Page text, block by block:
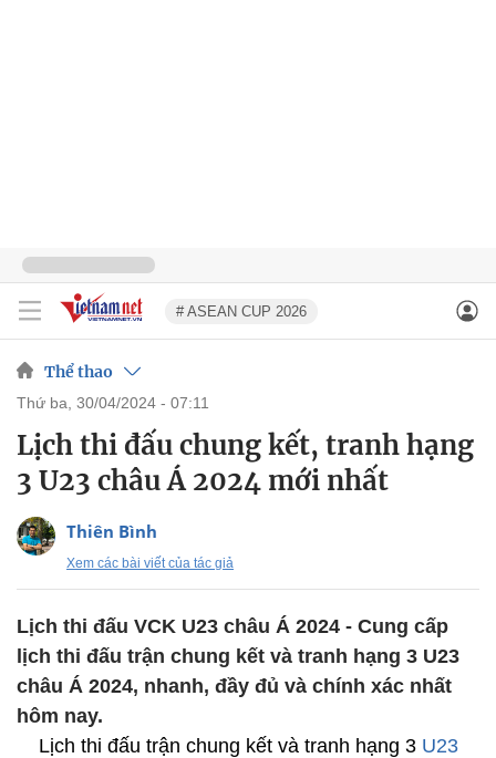
# ASEAN CUP 2026
Thể thao
thứ ba, 30/04/2024 - 07:11
Lịch thi đấu chung kết, tranh hạng
3 U23 châu Á 2024 mới nhất
Thiên Bình
Xem các bài viết của tác giả
Lịch thi đấu VCK U23 châu Á 2024 - Cung cấp
lịch thi đấu trận chung kết và tranh hạng 3 U23
châu Á 2024, nhanh, đầy đủ và chính xác nhất
hôm nay.
Lịch thi đấu trận chung kết và tranh hạng 3 U23